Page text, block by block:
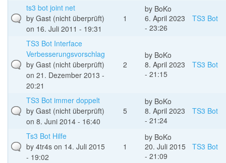
ts3 bot joint net
by Gast (nicht überprüft)
on 16. Juli 2011 - 19:31
1
by BoKo
6. April 2023
- 23:26
TS3 Bot
TS3 Bot Interface
Verbesserungsvorschlag
by Gast (nicht überprüft)
on 21. Dezember 2013 -
20:21
2
by BoKo
8. April 2023
- 21:15
TS3 Bot
TS3 Bot immer doppelt
by Gast (nicht überprüft)
on 8. Juni 2014 - 16:40
5
by BoKo
8. April 2023
- 21:24
TS3 Bot
Ts3 Bot Hilfe
by 4tr4s on 14. Juli 2015
- 19:02
1
by BoKo
20. Juli 2015
- 21:09
TS3 Bot